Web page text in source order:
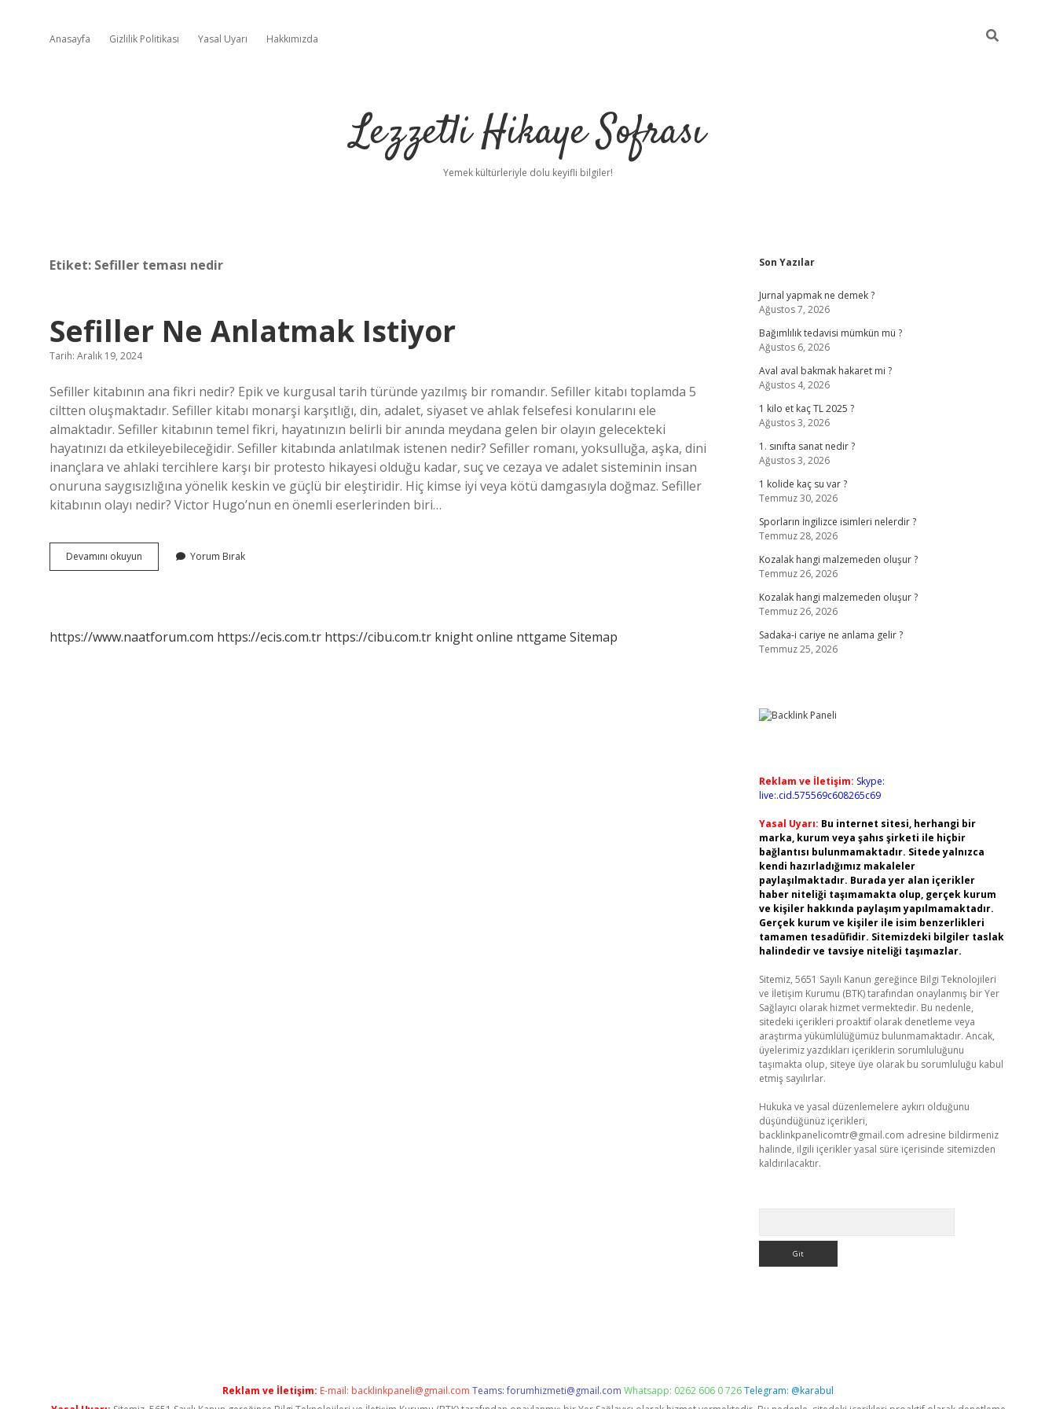
Anasayfa Gizlilik Politikası Yasal Uyarı Hakkımızda
Lezzetli Hikaye Sofrası
Yemek kültürleriyle dolu keyifli bilgiler!
Etiket: Sefiller teması nedir
Sefiller Ne Anlatmak Istiyor
Tarih: Aralık 19, 2024
Sefiller kitabının ana fikri nedir? Epik ve kurgusal tarih türünde yazılmış bir romandır. Sefiller kitabı toplamda 5
ciltten oluşmaktadır. Sefiller kitabı monarşi karşıtlığı, din, adalet, siyaset ve ahlak felsefesi konularını ele
almaktadır. Sefiller kitabının temel fikri, hayatınızın belirli bir anında meydana gelen bir olayın gelecekteki
hayatınızı da etkileyebileceğidir. Sefiller kitabında anlatılmak istenen nedir? Sefiller romanı, yoksulluğa, aşka, dini
inançlara ve ahlaki tercihlere karşı bir protesto hikayesi olduğu kadar, suç ve cezaya ve adalet sisteminin insan
onuruna saygısızlığına yönelik keskin ve güçlü bir eleştiridir. Hiç kimse iyi veya kötü damgasıyla doğmaz. Sefiller
kitabının olayı nedir? Victor Hugo’nun en önemli eserlerinden biri…
Devamını okuyun
Ne
Yorum Bırak
https://www.naatforum.com https://ecis.com.tr https://cibu.com.tr knight online nttgame Sitemap
Sidebar
Son Yazılar
Jurnal yapmak ne demek ?
Ağustos 7, 2026
Bağımlılık tedavisi mümkün mü ?
Ağustos 6, 2026
Aval aval bakmak hakaret mi ?
Ağustos 4, 2026
1 kilo et kaç TL 2025 ?
Ağustos 3, 2026
1. sınıfta sanat nedir ?
Ağustos 3, 2026
1 kolide kaç su var ?
Temmuz 30, 2026
Sporların İngilizce isimleri nelerdir ?
Temmuz 28, 2026
Kozalak hangi malzemeden oluşur ?
Temmuz 26, 2026
Kozalak hangi malzemeden oluşur ?
Temmuz 26, 2026
Sadaka-i cariye ne anlama gelir ?
Temmuz 25, 2026
Reklam ve İletişim: Skype:
live:.cid.575569c608265c69
Yasal Uyarı: Bu internet sitesi, herhangi bir
marka, kurum veya şahıs şirketi ile hiçbir
bağlantısı bulunmamaktadır. Sitede yalnızca
kendi hazırladığımız makaleler
paylaşılmaktadır. Burada yer alan içerikler
haber niteliği taşımamakta olup, gerçek kurum
ve kişiler hakkında paylaşım yapılmamaktadır.
Gerçek kurum ve kişiler ile isim benzerlikleri
tamamen tesadüfidir. Sitemizdeki bilgiler taslak
halindedir ve tavsiye niteliği taşımazlar.
Sitemiz, 5651 Sayılı Kanun gereğince Bilgi Teknolojileri
ve İletişim Kurumu (BTK) tarafından onaylanmış bir Yer
Sağlayıcı olarak hizmet vermektedir. Bu nedenle,
sitedeki içerikleri proaktif olarak denetleme veya
araştırma yükümlülüğümüz bulunmamaktadır. Ancak,
üyelerimiz yazdıkları içeriklerin sorumluluğunu
taşımakta olup, siteye üye olarak bu sorumluluğu kabul
etmiş sayılırlar.
Hukuka ve yasal düzenlemelere aykırı olduğunu
düşündüğünüz içerikleri,
backlinkpanelicomtr@gmail.com adresine bildirmeniz
halinde, ilgili içerikler yasal süre içerisinde sitemizden
kaldırılacaktır.
Reklam ve İletişim: E-mail: backlinkpaneli@gmail.com Teams:forumhizmeti@gmail.com Whatsapp: 0262 606 0 726Telegram: @karabul